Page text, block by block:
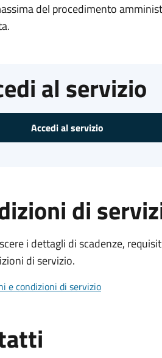
del procedimento
al servizio
Accedi al servizio
di
i dettagli di scadenze,
di servizio.
e condizioni di servizio